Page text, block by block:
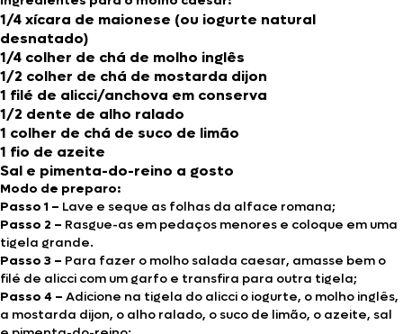
1/4 xícara de maionese (ou iogurte natural
desnatado)
1/4 colher de chá de molho inglês
1/2 colher de chá de mostarda dijon
1 filé de alicci/anchova em conserva
1/2 dente de alho ralado
1 colher de chá de suco de limão
1 fio de azeite
Sal e pimenta-do-reino a gosto
Modo de preparo:
Passo 1 – Lave e seque as folhas da alface romana;
Passo 2 – Rasgue-as em pedaços menores e coloque em uma
tigela grande.
Passo 3 – Para fazer o molho salada caesar, amasse bem o
filé de alicci com um garfo e transfira para outra tigela;
Passo 4 – Adicione na tigela do alicci o iogurte, o molho inglês,
a mostarda dijon, o alho ralado, o suco de limão, o azeite, sal